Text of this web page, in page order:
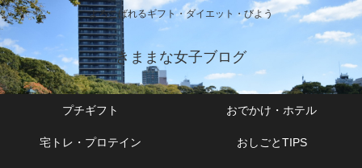
よろこばれるギフト・ダイエット・びよう
きままな女子ブログ
プチギフト おでかけ・ホテル
宅トレ・プロテイン おしごとTIPS